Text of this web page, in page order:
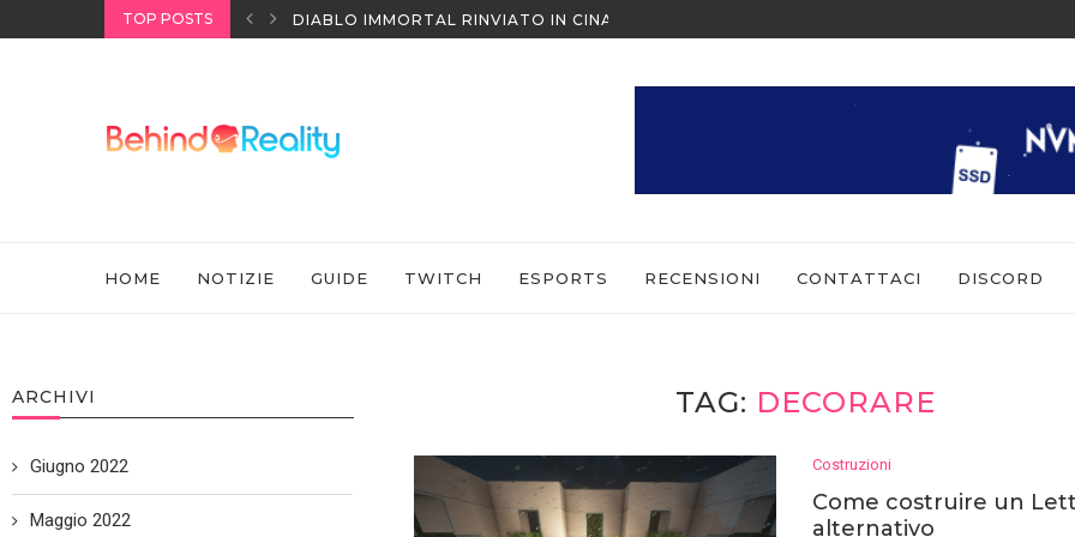
TOP POSTS
SONY DIABLO IMMORTAL RINVIATO IN CINA ALL’ULTIMO MOMENTO
HOME NOTIZIE GUIDE TWITCH ESPORTS RECENSIONI CONTATTACI DISCORD
TAG: DECORARE
Costruzioni
Come costruire un
alternativo
ARCHIVI
Giugno 2022
Maggio 2022